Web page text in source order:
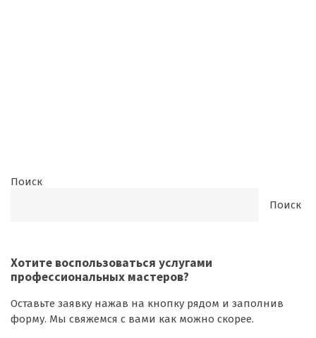
Поиск
Поиск
Хотите воспользоваться услугами
профессиональных мастеров?
Оставьте заявку нажав на кнопку рядом и заполнив
форму. Мы свяжемся с вами как можно скорее.